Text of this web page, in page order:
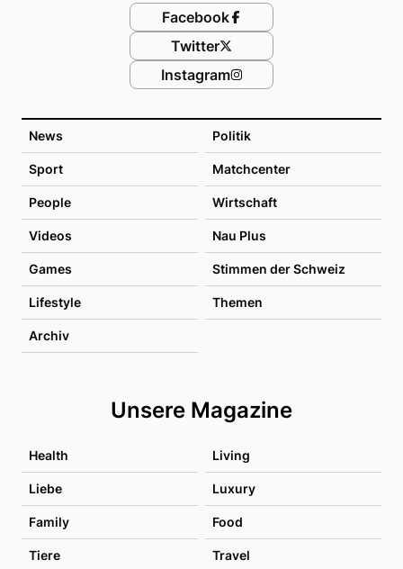
News Politik
Sport Matchcenter
People Wirtschaft
Videos Nau Plus
Games Stimmen der Schweiz
Lifestyle Themen
Archiv
Unsere Magazine
Health Living
Liebe Luxury
Family Food
Tiere Travel
Facebook
Twitter
Instagram